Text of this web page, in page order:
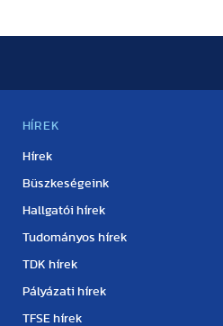
HÍREK
Hírek
Büszkeségeink
Hallgatói hírek
Tudományos hírek
TDK hírek
Pályázati hírek
TFSE hírek